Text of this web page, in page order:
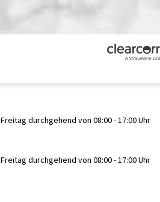
Freitag durchgehend von 08:00 - 17:00 Uhr
Freitag durchgehend von 08:00 - 17:00 Uhr